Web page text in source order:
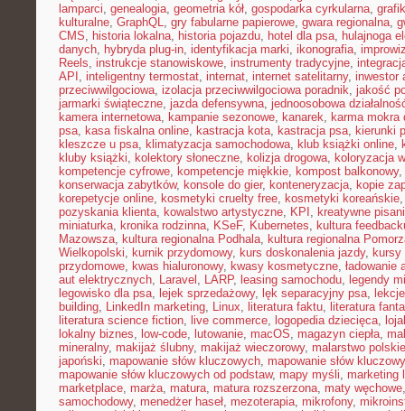
lamparci, genealogia, geometria kół, gospodarka cyrkularna,
kulturalne, GraphQL, gry fabularne papierowe, gwara regionalna,
CMS, historia lokalna, historia pojazdu, hotel dla psa, hulajnoga
danych, hybryda plug-in, identyfikacja marki, ikonografia,
Reels, instrukcje stanowiskowe, instrumenty tradycyjne,
API , inteligentny termostat, internat, internet satelitarny, inwestor
przeciwwilgociowa, izolacja przeciwwilgociowa poradnik, jakość
jarmarki świąteczne, jazda defensywna, jednoosobowa
kamera internetowa, kampanie sezonowe, kanarek, karma mokra
psa, kasa fiskalna online, kastracja kota, kastracja psa, kierunki
kleszcze u psa, klimatyzacja samochodowa, klub książki online,
kluby książki, kolektory słoneczne, kolizja drogowa, koloryzacja
kompetencje cyfrowe, kompetencje miękkie, kompost balkonowy,
konserwacja zabytków, konsole do gier, konteneryzacja, kopie
korepetycje online, kosmetyki cruelty free, kosmetyki koreańskie
pozyskania klienta, kowalstwo artystyczne, KPI , kreatywne
miniaturka, kronika rodzinna, KSeF, Kubernetes, kultura
Mazowsza, kultura regionalna Podhala, kultura regionalna
Wielkopolski, kurnik przydomowy, kurs doskonalenia jazdy, kursy
przydomowe, kwas hialuronowy, kwasy kosmetyczne, ładowanie
aut elektrycznych, Laravel , LARP, leasing samochodu, legendy
legowisko dla psa, lejek sprzedażowy, lęk separacyjny psa,
building, LinkedIn marketing, Linux, literatura faktu, literatura
literatura science fiction, live commerce, logopedia dziecięca,
lokalny biznes, low-code, lutowanie, macOS, magazyn ciepła,
mineralny, makijaż ślubny, makijaż wieczorowy, malarstwo polskie
japoński, mapowanie słów kluczowych, mapowanie słów
mapowanie słów kluczowych od podstaw, mapy myśli, marketing
marketplace, marża, matura, matura rozszerzona, maty węchowe
samochodowy, menedżer haseł, mezoterapia, mikrofony,